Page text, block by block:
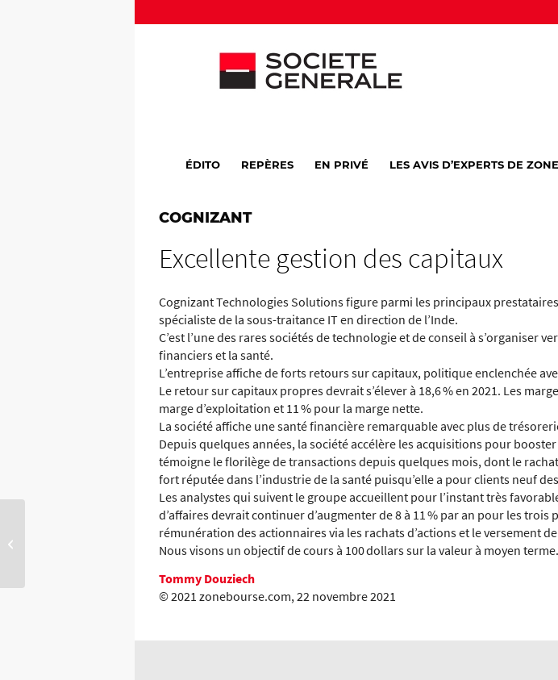
ÉDITO REPÈRES EN PRIVÉ LES AVIS D’EXPERTS DE
COGNIZANT
Excellente gestion des capitaux
Cognizant Technologies Solutions figure parmi les principaux
spécialiste de la sous-traitance IT en direction de l’Inde.
C’est l’une des rares sociétés de technologie et de conseil à s’organiser
financiers et la santé.
L’entreprise affiche de forts retours sur capitaux, politique enclenchée
Le retour sur capitaux propres devrait s’élever à 18,6 % en 2021. Les
marge d’exploitation et 11 % pour la marge nette.
La société affiche une santé financière remarquable avec plus de
Depuis quelques années, la société accélère les acquisitions pour
témoigne le florilège de transactions depuis quelques mois, dont le
fort réputée dans l’industrie de la santé puisqu’elle a pour clients neuf
Les analystes qui suivent le groupe accueillent pour l’instant très
d’affaires devrait continuer d’augmenter de 8 à 11 % par an pour les
rémunération des actionnaires via les rachats d’actions et le versement
Nous visons un objectif de cours à 100 dollars sur la valeur à moyen terme.
Tommy Douziech
© 2021 zonebourse.com, 22 novembre 2021